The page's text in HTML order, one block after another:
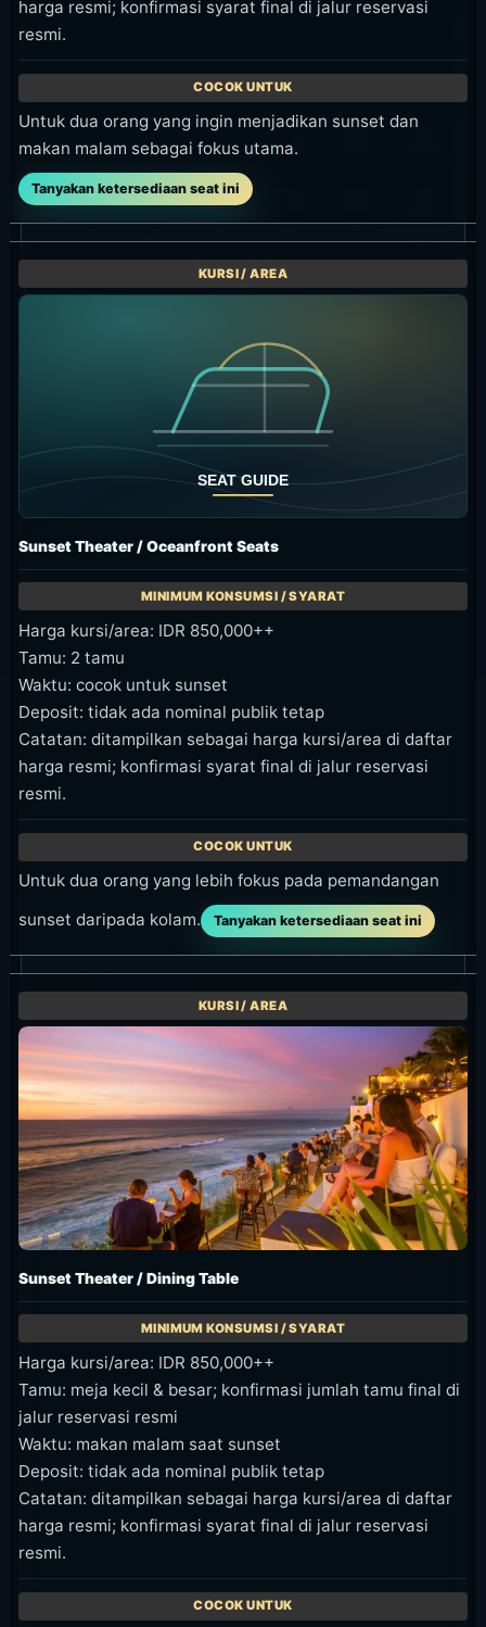
harga resmi; konfirmasi syarat final di jalur reservasi
resmi.
Untuk dua orang yang ingin menjadikan sunset dan
makan malam sebagai fokus utama.
Tanyakan ketersediaan seat ini
Sunset Theater / Oceanfront Seats
Harga kursi/area: IDR 850,000++
Tamu: 2 tamu
Waktu: cocok untuk sunset
Deposit: tidak ada nominal publik tetap
Catatan: ditampilkan sebagai harga kursi/area di daftar
harga resmi; konfirmasi syarat final di jalur reservasi
resmi.
Untuk dua orang yang lebih fokus pada pemandangan
sunset daripada kolam.
Tanyakan ketersediaan seat ini
Sunset Theater / Dining Table
Harga kursi/area: IDR 850,000++
Tamu: meja kecil & besar; konfirmasi jumlah tamu final di
jalur reservasi resmi
Waktu: makan malam saat sunset
Deposit: tidak ada nominal publik tetap
Catatan: ditampilkan sebagai harga kursi/area di daftar
harga resmi; konfirmasi syarat final di jalur reservasi
resmi.